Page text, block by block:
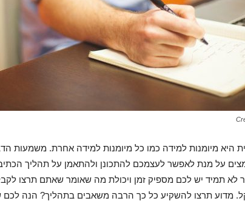
היא מיומנות למידה כמו כל מיומנות למידה אחרת. משמעות
על מנת לאפשר לעצמכם להתכונן ולהתאמן על תהליך
תמיד יש לכם מספיק זמן ויכולת מה שאומר שאתם תרצו לקבל
מדוע תרצו להשקיע כל כך הרבה משאבים בתהליך? הנה לכם